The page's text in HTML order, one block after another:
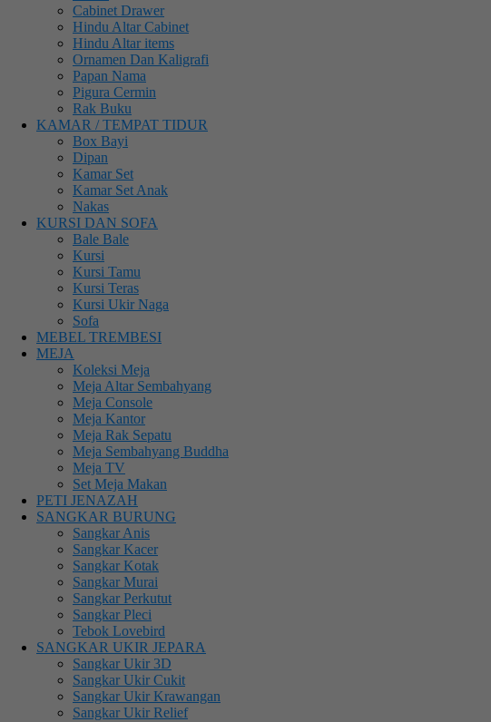
Cabinet Drawer
Hindu Altar Cabinet
Hindu Altar items
Ornamen Dan Kaligrafi
Papan Nama
Pigura Cermin
Rak Buku
KAMAR / TEMPAT TIDUR
Box Bayi
Dipan
Kamar Set
Kamar Set Anak
Nakas
KURSI DAN SOFA
Bale Bale
Kursi
Kursi Tamu
Kursi Teras
Kursi Ukir Naga
Sofa
MEBEL TREMBESI
MEJA
Koleksi Meja
Meja Altar Sembahyang
Meja Console
Meja Kantor
Meja Rak Sepatu
Meja Sembahyang Buddha
Meja TV
Set Meja Makan
PETI JENAZAH
SANGKAR BURUNG
Sangkar Anis
Sangkar Kacer
Sangkar Kotak
Sangkar Murai
Sangkar Perkutut
Sangkar Pleci
Tebok Lovebird
SANGKAR UKIR JEPARA
Sangkar Ukir 3D
Sangkar Ukir Cukit
Sangkar Ukir Krawangan
Sangkar Ukir Relief